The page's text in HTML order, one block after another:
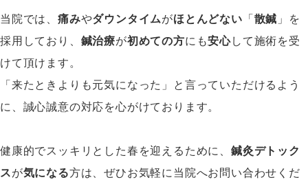
当院では、 痛みやダウンタイムがほとんどない 「 散鍼 」を
採用しており、 鍼治療が初めての方にも安心して施術を受
けて頂けます。
「来たときよりも元気になった」と言っていただけるよう
に、誠心誠意の対応を心がけております。
健康的でスッキリとした春を迎えるために、 鍼灸デトック
スが気になる方は、ぜひお気軽に当院へお問い合わせくだ